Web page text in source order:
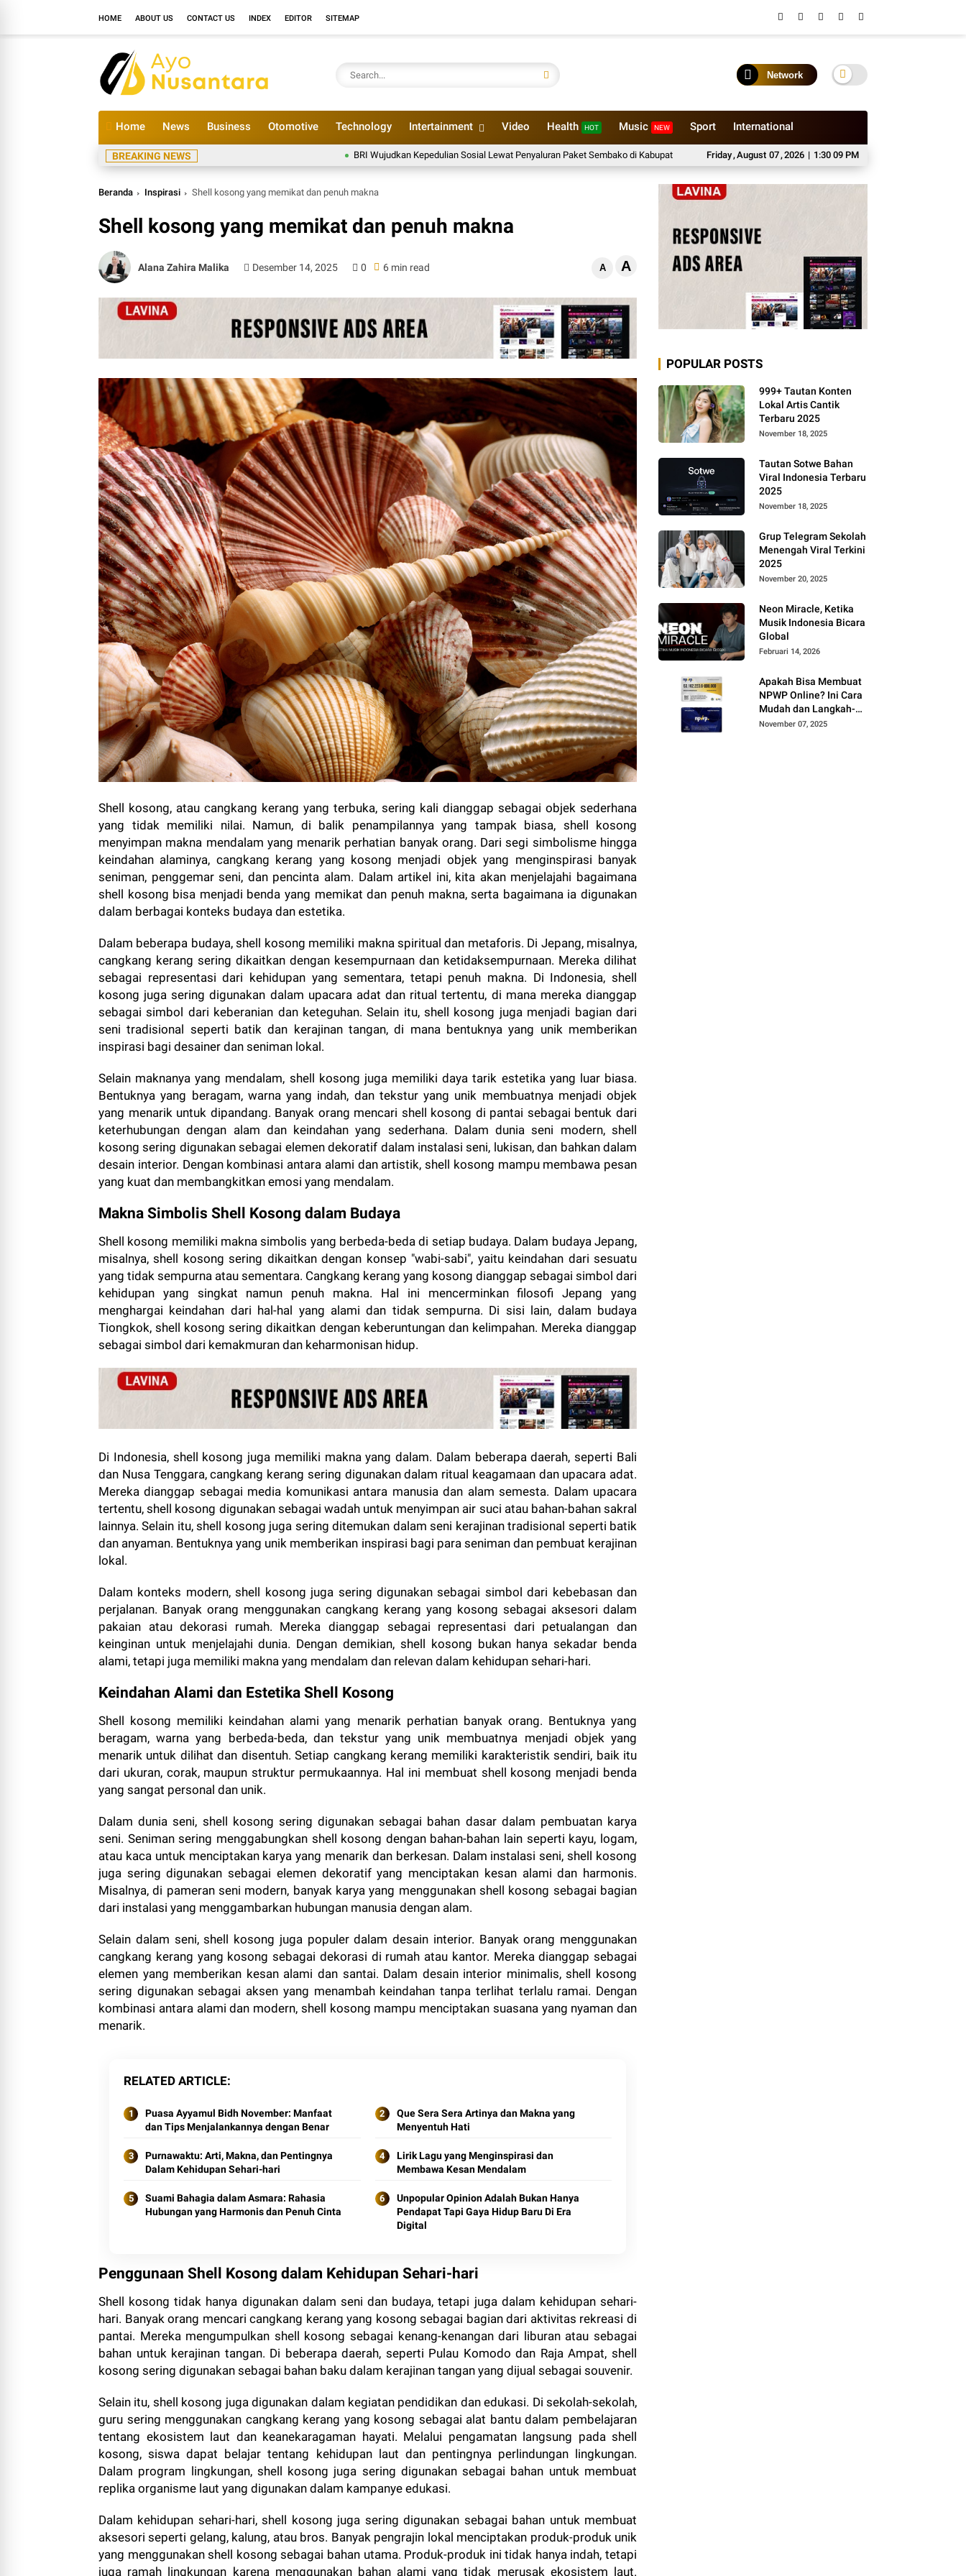
HOME ABOUT US CONTACT US INDEX EDITOR SITEMAP
Network
Home News Business Otomotive Technology Intertainment Video Health HOT Music NEW Sport International
Friday,August 07,2026 | 1:30 10 PM
BREAKING NEWS BRI Wujudkan Kepedulian Sosial Lewat Penyaluran Paket Sembako di Kabupaten Probolinggo Sewa Medium Bus Bersama Bhisa Wisata untuk Perjalanan
Beranda Inspirasi Shell kosong yang memikat dan penuh makna
Shell kosong yang memikat dan penuh makna
Alana Zahira Malika Desember 14, 2025 0 6 min read A A
Shell kosong, atau cangkang kerang yang terbuka, sering kali dianggap sebagai objek sederhana
yang tidak memiliki nilai. Namun, di balik penampilannya yang tampak biasa, shell kosong
menyimpan makna mendalam yang menarik perhatian banyak orang. Dari segi simbolisme hingga
keindahan alaminya, cangkang kerang yang kosong menjadi objek yang menginspirasi banyak
seniman, penggemar seni, dan pencinta alam. Dalam artikel ini, kita akan menjelajahi bagaimana
shell kosong bisa menjadi benda yang memikat dan penuh makna, serta bagaimana ia digunakan
dalam berbagai konteks budaya dan estetika.
Dalam beberapa budaya, shell kosong memiliki makna spiritual dan metaforis. Di Jepang, misalnya,
cangkang kerang sering dikaitkan dengan kesempurnaan dan ketidaksempurnaan. Mereka dilihat
sebagai representasi dari kehidupan yang sementara, tetapi penuh makna. Di Indonesia, shell
kosong juga sering digunakan dalam upacara adat dan ritual tertentu, di mana mereka dianggap
sebagai simbol dari keberanian dan keteguhan. Selain itu, shell kosong juga menjadi bagian dari
seni tradisional seperti batik dan kerajinan tangan, di mana bentuknya yang unik memberikan
inspirasi bagi desainer dan seniman lokal.
Selain maknanya yang mendalam, shell kosong juga memiliki daya tarik estetika yang luar biasa.
Bentuknya yang beragam, warna yang indah, dan tekstur yang unik membuatnya menjadi objek
yang menarik untuk dipandang. Banyak orang mencari shell kosong di pantai sebagai bentuk dari
keterhubungan dengan alam dan keindahan yang sederhana. Dalam dunia seni modern, shell
kosong sering digunakan sebagai elemen dekoratif dalam instalasi seni, lukisan, dan bahkan dalam
desain interior. Dengan kombinasi antara alami dan artistik, shell kosong mampu membawa pesan
yang kuat dan membangkitkan emosi yang mendalam.
Makna Simbolis Shell Kosong dalam Budaya
Shell kosong memiliki makna simbolis yang berbeda-beda di setiap budaya. Dalam budaya Jepang,
misalnya, shell kosong sering dikaitkan dengan konsep "wabi-sabi", yaitu keindahan dari sesuatu
yang tidak sempurna atau sementara. Cangkang kerang yang kosong dianggap sebagai simbol dari
kehidupan yang singkat namun penuh makna. Hal ini mencerminkan filosofi Jepang yang
menghargai keindahan dari hal-hal yang alami dan tidak sempurna. Di sisi lain, dalam budaya
Tiongkok, shell kosong sering dikaitkan dengan keberuntungan dan kelimpahan. Mereka dianggap
sebagai simbol dari kemakmuran dan keharmonisan hidup.
Di Indonesia, shell kosong juga memiliki makna yang dalam. Dalam beberapa daerah, seperti Bali
dan Nusa Tenggara, cangkang kerang sering digunakan dalam ritual keagamaan dan upacara adat.
Mereka dianggap sebagai media komunikasi antara manusia dan alam semesta. Dalam upacara
tertentu, shell kosong digunakan sebagai wadah untuk menyimpan air suci atau bahan-bahan sakral
lainnya. Selain itu, shell kosong juga sering ditemukan dalam seni kerajinan tradisional seperti batik
dan anyaman. Bentuknya yang unik memberikan inspirasi bagi para seniman dan pembuat kerajinan
lokal.
Dalam konteks modern, shell kosong juga sering digunakan sebagai simbol dari kebebasan dan
perjalanan. Banyak orang menggunakan cangkang kerang yang kosong sebagai aksesori dalam
pakaian atau dekorasi rumah. Mereka dianggap sebagai representasi dari petualangan dan
keinginan untuk menjelajahi dunia. Dengan demikian, shell kosong bukan hanya sekadar benda
alami, tetapi juga memiliki makna yang mendalam dan relevan dalam kehidupan sehari-hari.
Keindahan Alami dan Estetika Shell Kosong
Shell kosong memiliki keindahan alami yang menarik perhatian banyak orang. Bentuknya yang
beragam, warna yang berbeda-beda, dan tekstur yang unik membuatnya menjadi objek yang
menarik untuk dilihat dan disentuh. Setiap cangkang kerang memiliki karakteristik sendiri, baik itu
dari ukuran, corak, maupun struktur permukaannya. Hal ini membuat shell kosong menjadi benda
yang sangat personal dan unik.
Dalam dunia seni, shell kosong sering digunakan sebagai bahan dasar dalam pembuatan karya
seni. Seniman sering menggabungkan shell kosong dengan bahan-bahan lain seperti kayu, logam,
atau kaca untuk menciptakan karya yang menarik dan berkesan. Dalam instalasi seni, shell kosong
juga sering digunakan sebagai elemen dekoratif yang menciptakan kesan alami dan harmonis.
Misalnya, di pameran seni modern, banyak karya yang menggunakan shell kosong sebagai bagian
dari instalasi yang menggambarkan hubungan manusia dengan alam.
Selain dalam seni, shell kosong juga populer dalam desain interior. Banyak orang menggunakan
cangkang kerang yang kosong sebagai dekorasi di rumah atau kantor. Mereka dianggap sebagai
elemen yang memberikan kesan alami dan santai. Dalam desain interior minimalis, shell kosong
sering digunakan sebagai aksen yang menambah keindahan tanpa terlihat terlalu ramai. Dengan
kombinasi antara alami dan modern, shell kosong mampu menciptakan suasana yang nyaman dan
menarik.
RELATED ARTICLE
Puasa Ayyamul Bidh November: Manfaat
dan Tips Menjalankannya dengan Benar
Que Sera Sera Artinya dan Makna yang
Menyentuh Hati
Purnawaktu: Arti, Makna, dan Pentingnya
Dalam Kehidupan Sehari-hari
Lirik Lagu yang Menginspirasi dan
Membawa Kesan Mendalam
Suami Bahagia dalam Asmara: Rahasia
Hubungan yang Harmonis dan Penuh Cinta
Unpopular Opinion Adalah Bukan Hanya
Pendapat Tapi Gaya Hidup Baru Di Era
Digital
Penggunaan Shell Kosong dalam Kehidupan Sehari-hari
Shell kosong tidak hanya digunakan dalam seni dan budaya, tetapi juga dalam kehidupan sehari-
hari. Banyak orang mencari cangkang kerang yang kosong sebagai bagian dari aktivitas rekreasi di
pantai. Mereka mengumpulkan shell kosong sebagai kenang-kenangan dari liburan atau sebagai
bahan untuk kerajinan tangan. Di beberapa daerah, seperti Pulau Komodo dan Raja Ampat, shell
kosong sering digunakan sebagai bahan baku dalam kerajinan tangan yang dijual sebagai souvenir.
Selain itu, shell kosong juga digunakan dalam kegiatan pendidikan dan edukasi. Di sekolah-sekolah,
guru sering menggunakan cangkang kerang yang kosong sebagai alat bantu dalam pembelajaran
tentang ekosistem laut dan keanekaragaman hayati. Melalui pengamatan langsung pada shell
kosong, siswa dapat belajar tentang kehidupan laut dan pentingnya perlindungan lingkungan.
Dalam program lingkungan, shell kosong juga sering digunakan sebagai bahan untuk membuat
replika organisme laut yang digunakan dalam kampanye edukasi.
Dalam kehidupan sehari-hari, shell kosong juga sering digunakan sebagai bahan untuk membuat
aksesori seperti gelang, kalung, atau bros. Banyak pengrajin lokal menciptakan produk-produk unik
yang menggunakan shell kosong sebagai bahan utama. Produk-produk ini tidak hanya indah, tetapi
juga ramah lingkungan karena menggunakan bahan alami yang tidak merusak ekosistem laut.
POPULAR POSTS
999+ Tautan Konten
Lokal Artis Cantik
Terbaru 2025
November 18, 2025
Tautan Sotwe Bahan
Viral Indonesia Terbaru
2025
November 18, 2025
Grup Telegram Sekolah
Menengah Viral Terkini
2025
November 20, 2025
Neon Miracle, Ketika
Musik Indonesia Bicara
Global
Februari 14, 2026
Apakah Bisa Membuat
NPWP Online? Ini Cara
Mudah dan Langkah-
Langkahnya
November 07, 2025